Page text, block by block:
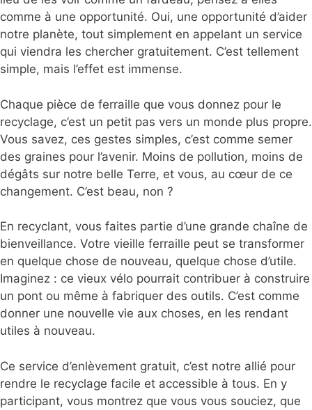
comme à une opportunité. Oui, une opportunité d’aider
notre planète, tout simplement en appelant un service
qui viendra les chercher gratuitement. C’est tellement
simple, mais l’effet est immense.
Chaque pièce de ferraille que vous donnez pour le
recyclage, c’est un petit pas vers un monde plus propre.
Vous savez, ces gestes simples, c’est comme semer
des graines pour l’avenir. Moins de pollution, moins de
dégâts sur notre belle Terre, et vous, au cœur de ce
changement. C’est beau, non ?
En recyclant, vous faites partie d’une grande chaîne de
bienveillance. Votre vieille ferraille peut se transformer
en quelque chose de nouveau, quelque chose d’utile.
Imaginez : ce vieux vélo pourrait contribuer à construire
un pont ou même à fabriquer des outils. C’est comme
donner une nouvelle vie aux choses, en les rendant
utiles à nouveau.
Ce service d’enlèvement gratuit, c’est notre allié pour
rendre le recyclage facile et accessible à tous. En y
participant, vous montrez que vous vous souciez, que